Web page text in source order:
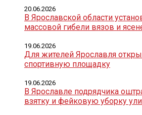
В Ярославской области
массовой гибели вязов и
20.06.2026
Для жителей Ярославля
спортивную площадку
19.06.2026
В Ярославле подрядчика
взятку и фейковую уборку
19.06.2026